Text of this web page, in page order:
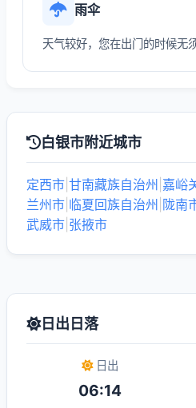
雨伞
天气较好，您在出门的时候无
白银市附近城市
定西市 甘南藏族自治州 嘉峪
兰州市 临夏回族自治州 陇南
武威市 张掖市
日出日落
日出
06:14